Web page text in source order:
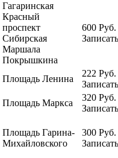
Гагаринская
Красный
проспект
Сибирская
Маршала
Покрышкина
600 Руб.
Площадь Ленина
222 Руб.
Площадь Маркса
320 Руб.
Площадь Гарина-
Михайловского
300 Руб.